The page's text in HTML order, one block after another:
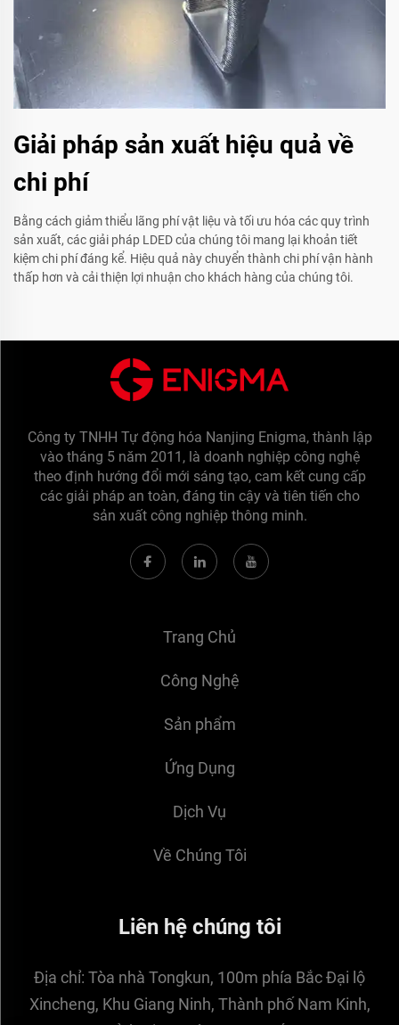
Giải pháp sản xuất hiệu quả về
chi phí
Bằng cách giảm thiểu lãng phí vật liệu và tối ưu hóa các quy trình
sản xuất, các giải pháp LDED của chúng tôi mang lại khoản tiết
kiệm chi phí đáng kể. Hiệu quả này chuyển thành chi phí vận hành
thấp hơn và cải thiện lợi nhuận cho khách hàng của chúng tôi.
Công ty TNHH Tự động hóa Nanjing Enigma, thành lập
vào tháng 5 năm 2011, là doanh nghiệp công nghệ
theo định hướng đổi mới sáng tạo, cam kết cung cấp
các giải pháp an toàn, đáng tin cậy và tiên tiến cho
sản xuất công nghiệp thông minh.
Trang Chủ
Công Nghệ
Sản phẩm
Ứng Dụng
Dịch Vụ
Về Chúng Tôi
Liên hệ chúng tôi
Địa chỉ: Tòa nhà Tongkun, 100m phía Bắc Đại lộ
Xincheng, Khu Giang Ninh, Thành phố Nam Kinh,